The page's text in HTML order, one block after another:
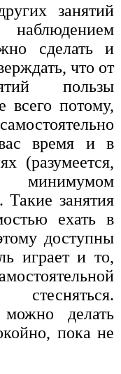
занятий
сделать и
что от
пользы
потому,
время и в
(разумеется,
минимумом
Такие занятия
ехать в
доступны
играет и то,
делать
пока не